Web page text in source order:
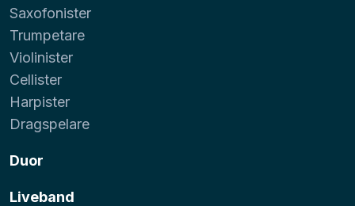
Saxofonister
Trumpetare
Violinister
Cellister
Harpister
Dragspelare
Duor
Liveband